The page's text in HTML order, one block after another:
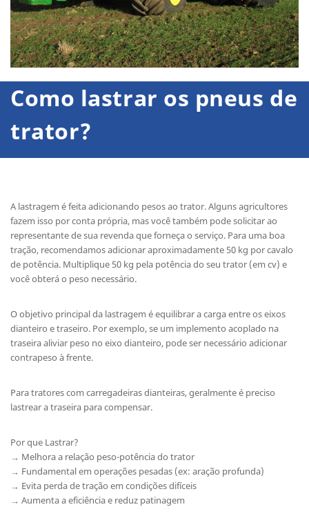
Como lastrar os pneus de
trator?
A lastragem é feita adicionando pesos ao trator. Alguns agricultores
fazem isso por conta própria, mas você também pode solicitar ao
representante de sua revenda que forneça o serviço. Para uma boa
tração, recomendamos adicionar aproximadamente 50 kg por cavalo
de potência. Multiplique 50 kg pela potência do seu trator (em cv) e
você obterá o peso necessário.
O objetivo principal da lastragem é equilibrar a carga entre os eixos
dianteiro e traseiro. Por exemplo, se um implemento acoplado na
traseira aliviar peso no eixo dianteiro, pode ser necessário adicionar
contrapeso à frente.
Para tratores com carregadeiras dianteiras, geralmente é preciso
lastrear a traseira para compensar.
Por que Lastrar?
→ Melhora a relação peso-potência do trator
→ Fundamental em operações pesadas (ex: aração profunda)
→ Evita perda de tração em condições difíceis
→ Aumenta a eficiência e reduz patinagem